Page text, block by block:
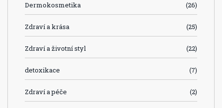
Dermokosmetika (26)
Zdraví a krása (25)
Zdraví a životní styl (22)
detoxikace (7)
Zdraví a péče (2)